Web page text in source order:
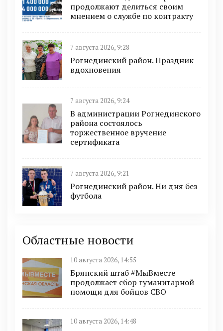
продолжают делиться своим
мнением о службе по контракту
7 августа 2026, 9:28
Рогнединский район. Праздник
вдохновения
7 августа 2026, 9:24
В администрации Рогнединского
района состоялось
торжественное вручение
сертификата
7 августа 2026, 9:21
Рогнединский район. Ни дня без
футбола
Областные новости
10 августа 2026, 14:55
Брянский штаб #МыВместе
продолжает сбор гуманитарной
помощи для бойцов СВО
10 августа 2026, 14:48